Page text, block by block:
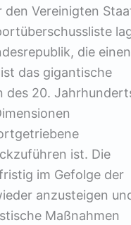
Vereinigten
die einen
das gigantische
des 20.
ist. Die
im Gefolge der
anzusteigen
Maßnahmen